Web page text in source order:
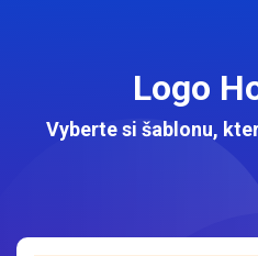
Logo
Vyberte si šablonu,